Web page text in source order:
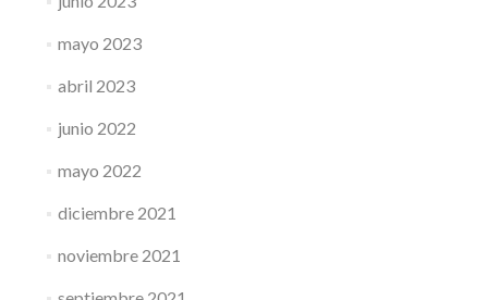
mayo 2023
abril 2023
junio 2022
mayo 2022
diciembre 2021
noviembre 2021